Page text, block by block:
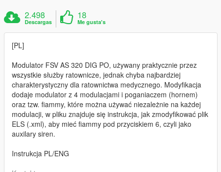
2.498
Descargas
18
Me gusta's
[PL]
Modulator FSV AS 320 DIG PO, używany praktycznie przez
wszystkie służby ratownicze, jednak chyba najbardziej
charakterystyczny dla ratownictwa medycznego. Modyfikacja
dodaje modulator z 4 modulacjami i poganiaczem (hornem)
oraz tzw. fiammy, które można używać niezależnie na każdej
modulacji, w pliku znajduje się instrukcja, jak zmodyfikować plik
ELS (.xml), aby mieć fiammy pod przyciskiem 6, czyli jako
auxilary siren.
Instrukcja PL/ENG